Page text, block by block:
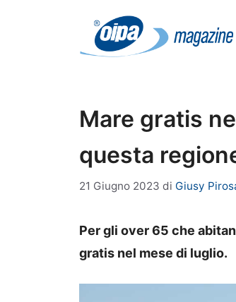
Mare gratis
questa
21 Giugno 2023 di Giusy
Per gli over 65 che
gratis nel mese di luglio.